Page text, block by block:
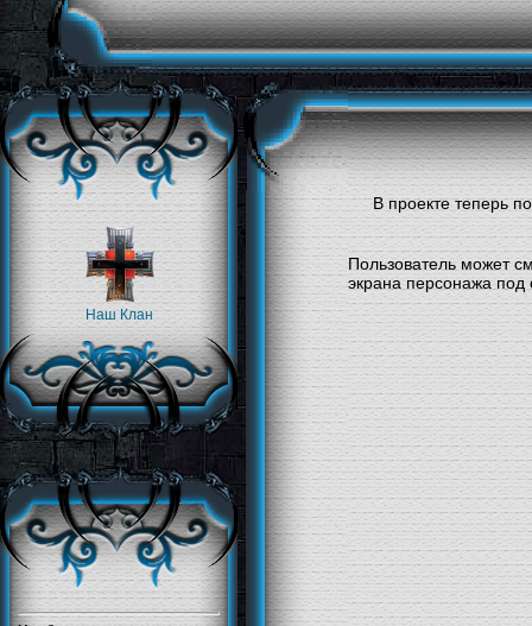
Наш Клан
В проекте теперь
Пользователь может
экрана персонажа под